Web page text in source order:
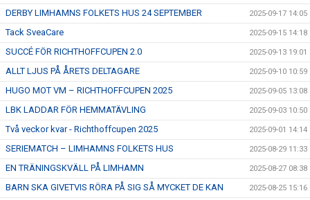
DERBY LIMHAMNS FOLKETS HUS 24 SEPTEMBER 2025-09-17 14:05
Tack SveaCare 2025-09-15 14:18
SUCCÉ FÖR RICHTHOFFCUPEN 2.0 2025-09-13 19:01
ALLT LJUS PÅ ÅRETS DELTAGARE 2025-09-10 10:59
HUGO MOT VM – RICHTHOFFCUPEN 2025 2025-09-05 13:08
LBK LADDAR FÖR HEMMATÄVLING 2025-09-03 10:50
Två veckor kvar - Richthoffcupen 2025 2025-09-01 14:14
SERIEMATCH – LIMHAMNS FOLKETS HUS 2025-08-29 11:33
EN TRÄNINGSKVÄLL PÅ LIMHAMN 2025-08-27 08:38
BARN SKA GIVETVIS RÖRA PÅ SIG SÅ MYCKET DE KAN 2025-08-25 15:16